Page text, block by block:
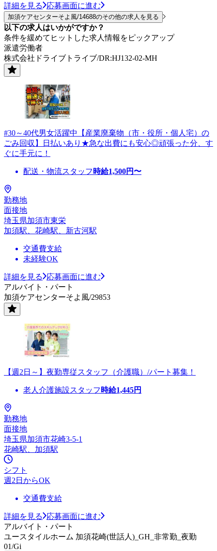
詳細を見る 応募画面に進む
加須ケアセンターそよ風/14688のその他の求人を見る
以下の求人はいかがですか？
条件を緩めてヒットした求人情報をピックアップ
派遣労働者
株式会社ドライブトライブ/DR:HJ132-02-MH
#30～40代男女活躍中【産業廃棄物（市・役所・個人宅）の
ごみ回収】日払いあり★急な出費にも安心◎頑張った分、す
ぐに手元に！
配送・物流スタッフ 時給1,500円〜
勤務地
面接地
埼玉県加須市東栄
加須駅、花崎駅、新古河駅
交通費支給
未経験OK
詳細を見る
応募画面に進む
アルバイト・パート
加須ケアセンターそよ風/29853
【週2日～】夜勤専従スタッフ（介護職）/パート募集！
老人介護施設スタッフ 時給1,445円
勤務地
面接地
埼玉県加須市花崎3-5-1
花崎駅、加須駅
シフト
週2日からOK
交通費支給
詳細を見る
応募画面に進む
アルバイト・パート
ユースタイルホーム 加須花崎(世話人)_GH_非常勤_夜勤
01/Gi